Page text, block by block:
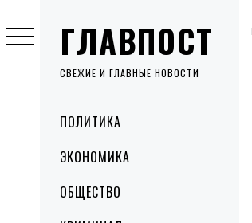
ГЛАВПОСТ
СВЕЖИЕ И ГЛАВНЫЕ НОВОСТИ
MenuПОЛИТИКА
ЭКОНОМИКА
ОБЩЕСТВО
to
content